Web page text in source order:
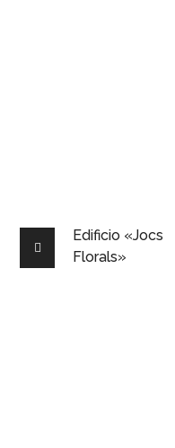
Edificio «Jocs
Florals»